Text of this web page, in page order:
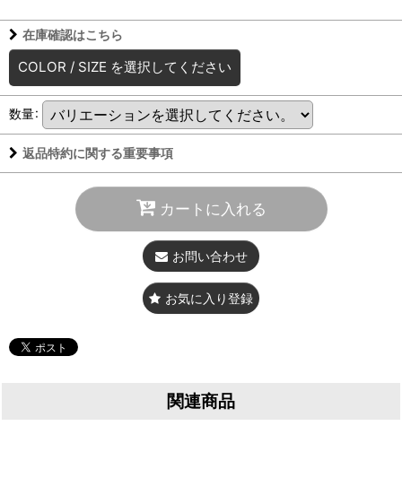
在庫確認はこちら
COLOR / SIZE を選択してください
数量:
返品特約に関する重要事項
カートに入れる
お問い合わせ
お気に入り登録
関連商品